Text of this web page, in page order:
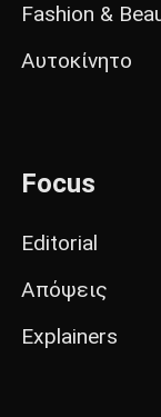
Fashion &
Αυτοκίνητο
Focus
Editorial
Απόψεις
Explainers